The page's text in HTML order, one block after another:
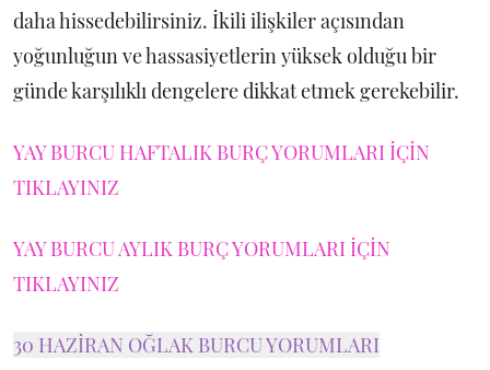
daha hissedebilirsiniz. İkili ilişkiler açısından
yoğunluğun ve hassasiyetlerin yüksek olduğu bir
günde karşılıklı dengelere dikkat etmek gerekebilir.
YAY BURCU HAFTALIK BURÇ YORUMLARI İÇİN
TIKLAYINIZ
YAY BURCU AYLIK BURÇ YORUMLARI İÇİN
TIKLAYINIZ
30 HAZİRAN OĞLAK BURCU YORUMLARI